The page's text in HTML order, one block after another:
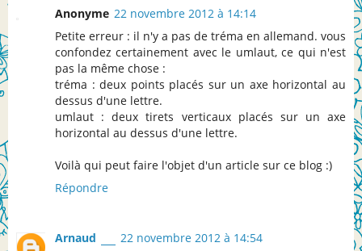
Anonyme 22 novembre 2012 à 14:14
Petite erreur : il n'y a pas de tréma en allemand. vous
confondez certainement avec le umlaut, ce qui n'est
pas la même chose :
tréma : deux points placés sur un axe horizontal au
dessus d'une lettre.
umlaut : deux tirets verticaux placés sur un axe
horizontal au dessus d'une lettre.
Voilà qui peut faire l'objet d'un article sur ce blog :)
Répondre
Arnaud
22 novembre 2012 à 14:54